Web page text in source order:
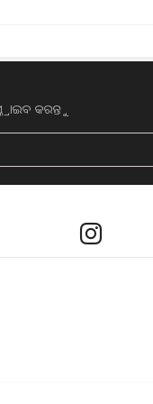
କରନ୍ତୁ
କରିବେ ସରକାର l
ପ୍ରସ୍ତାବକୁ
ପରିବାରକୁ
୨୦୧୫-୧୬ରୁ
ଗତ ୧୦ ବର୍ଷ
ଲକ୍ଷ ଘର ସମ୍ପୂର୍ଣ୍ଣ